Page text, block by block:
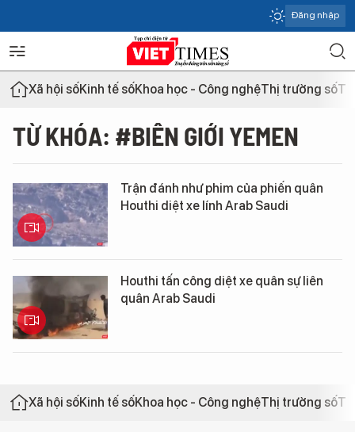
Đăng nhập
Xã hội sốKinh tế sốKhoa học - Công nghệThị trường số
TỪ KHÓA: #BIÊN GIỚI YEMEN
Trận đánh như phim của phiến quân
Houthi diệt xe lính Arab Saudi
Houthi tấn công diệt xe quân sự liên
quân Arab Saudi
Xã hội sốKinh tế sốKhoa học - Công nghệThị trường số